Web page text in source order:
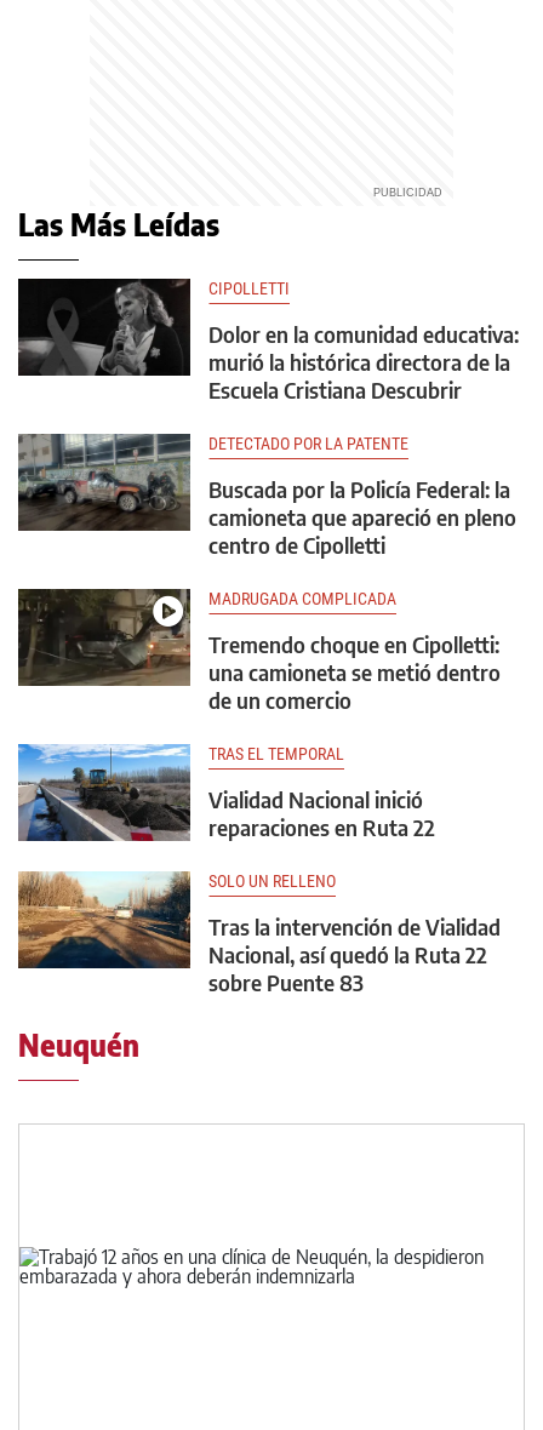
Las Más Leídas
CIPOLLETTI
Dolor en la comunidad educativa:
murió la histórica directora de la
Escuela Cristiana Descubrir
DETECTADO POR LA PATENTE
Buscada por la Policía Federal: la
camioneta que apareció en pleno
centro de Cipolletti
MADRUGADA COMPLICADA
Tremendo choque en Cipolletti:
una camioneta se metió dentro
de un comercio
TRAS EL TEMPORAL
Vialidad Nacional inició
reparaciones en Ruta 22
SOLO UN RELLENO
Tras la intervención de Vialidad
Nacional, así quedó la Ruta 22
sobre Puente 83
Neuquén